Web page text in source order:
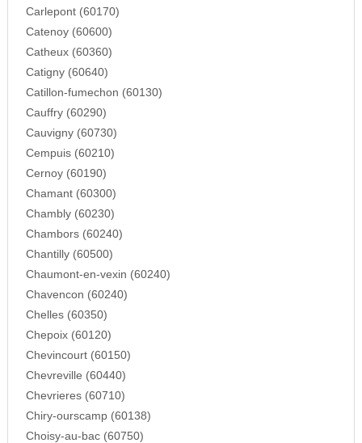
Carlepont (60170)
Catenoy (60600)
Catheux (60360)
Catigny (60640)
Catillon-fumechon (60130)
Cauffry (60290)
Cauvigny (60730)
Cempuis (60210)
Cernoy (60190)
Chamant (60300)
Chambly (60230)
Chambors (60240)
Chantilly (60500)
Chaumont-en-vexin (60240)
Chavencon (60240)
Chelles (60350)
Chepoix (60120)
Chevincourt (60150)
Chevreville (60440)
Chevrieres (60710)
Chiry-ourscamp (60138)
Choisy-au-bac (60750)